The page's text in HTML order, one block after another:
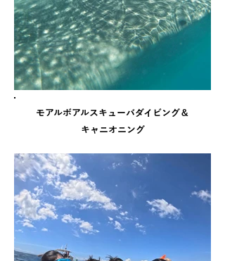
モアルボアルスキューバダイビング＆
キャニオニング